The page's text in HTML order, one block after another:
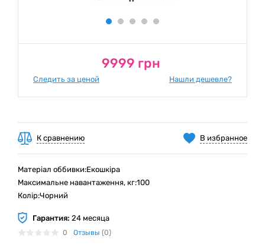
9999 грн
Следить за ценой Нашли дешевле?
В избранное
К сравнению
Матеріал оббивки:Екошкіра
Максимальне навантаження, кг:100
Колір:Чорний
Гарантия: 24 месяца
0 Отзывы (0)